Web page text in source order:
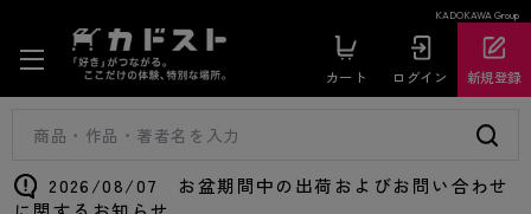
KADOKAWA Group
カート ログイン 新規登録
2026/08/07 お盆期間中の出荷およびお問い合わせ